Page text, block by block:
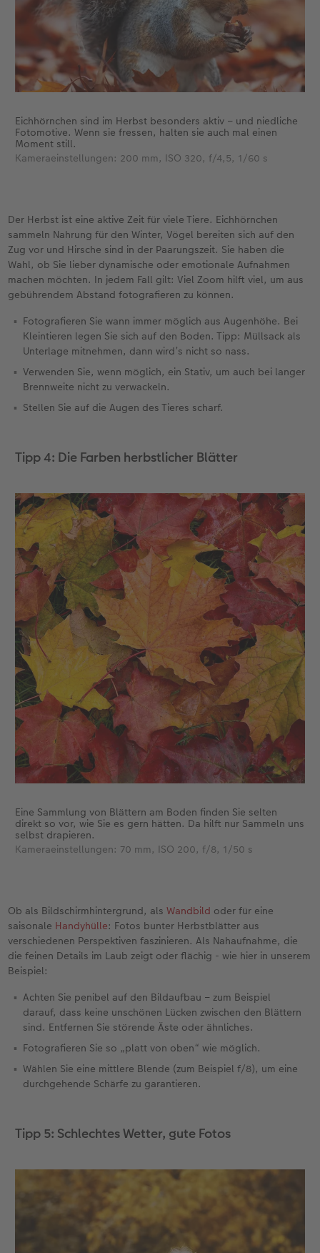
Eichhörnchen sind im Herbst besonders aktiv – und niedliche
Fotomotive. Wenn sie fressen, halten sie auch mal einen
Moment still.
Kameraeinstellungen: 200 mm, ISO 320, f/4,5, 1/60 s
Der Herbst ist eine aktive Zeit für viele Tiere. Eichhörnchen
sammeln Nahrung für den Winter, Vögel bereiten sich auf den
Zug vor und Hirsche sind in der Paarungszeit. Sie haben die
Wahl, ob Sie lieber dynamische oder emotionale Aufnahmen
machen möchten. In jedem Fall gilt: Viel Zoom hilft viel, um aus
gebührendem Abstand fotografieren zu können.
Fotografieren Sie wann immer möglich aus Augenhöhe. Bei
Kleintieren legen Sie sich auf den Boden. Tipp: Müllsack als
Unterlage mitnehmen, dann wird’s nicht so nass.
Verwenden Sie, wenn möglich, ein Stativ, um auch bei langer
Brennweite nicht zu verwackeln.
Stellen Sie auf die Augen des Tieres scharf.
Tipp 4: Die Farben herbstlicher Blätter
Eine Sammlung von Blättern am Boden finden Sie selten
direkt so vor, wie Sie es gern hätten. Da hilft nur Sammeln uns
selbst drapieren.
Kameraeinstellungen: 70 mm, ISO 200, f/8, 1/50 s
Ob als Bildschirmhintergrund, alsWandbild oder für eine
saisonale Handyhülle: Fotos bunter Herbstblätter aus
verschiedenen Perspektiven faszinieren. Als Nahaufnahme, die
die feinen Details im Laub zeigt oder flächig - wie hier in unserem
Beispiel:
Achten Sie penibel auf den Bildaufbau – zum Beispiel
darauf, dass keine unschönen Lücken zwischen den Blättern
sind. Entfernen Sie störende Äste oder ähnliches.
Fotografieren Sie so „platt von oben“ wie möglich.
Wählen Sie eine mittlere Blende (zum Beispiel f/8), um eine
durchgehende Schärfe zu garantieren.
Tipp 5: Schlechtes Wetter, gute Fotos